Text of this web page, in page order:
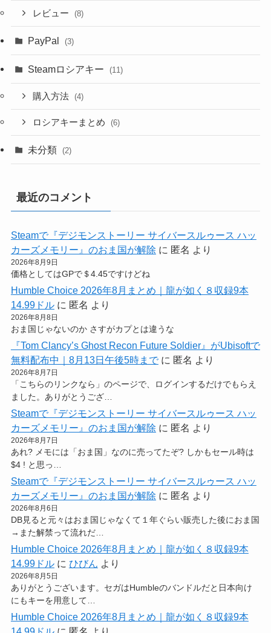
レビュー (8)
PayPal (3)
Steamロシアキー (11)
購入方法 (4)
ロシアキーまとめ (6)
未分類 (2)
最近のコメント
Steamで『デジモンストーリー サイバースルゥース ハッ
カーズメモリー』のおま国が解除 に 匿名 より
2026年8月9日
価格としてはGPで＄4.45ですけどね
Humble Choice 2026年8月まとめ｜龍が如く８収録9本
14.99ドルに 匿名 より
2026年8月8日
おま国じゃないのか さすがカプとは違うな
『Tom Clancy’s Ghost Recon Future Soldier』がUbisoftで
無料配布中｜8月13日午後5時までに 匿名 より
2026年8月7日
「こちらのリンクなら」のページで、ログインするだけでもらえ
ました。ありがとうござ…
Steamで『デジモンストーリー サイバースルゥース ハッ
カーズメモリー』のおま国が解除 に 匿名 より
2026年8月7日
あれ? メモには「おま国」なのに売ってたぞ? しかもセール時は
$4 ! と思っ…
Steamで『デジモンストーリー サイバースルゥース ハッ
カーズメモリー』のおま国が解除 に 匿名 より
2026年8月6日
DB見ると元々はおま国じゃなくて１年ぐらい販売した後におま国
→また解禁って流れだ…
Humble Choice 2026年8月まとめ｜龍が如く８収録9本
14.99ドルに ひびん より
2026年8月5日
ありがとうございます。セガはHumbleのバンドルだと日本向け
にもキーを用意して…
Humble Choice 2026年8月まとめ｜龍が如く８収録9本